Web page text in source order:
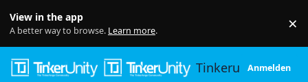
View in the app
A better way to browse. Learn more. ×
TinkerunityAnmelden